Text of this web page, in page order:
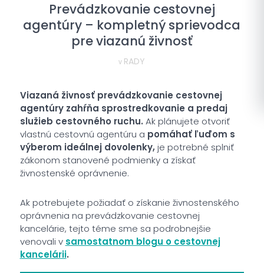
Prevádzkovanie cestovnej
agentúry – kompletný sprievodca
pre viazanú živnosť
v RADY
Viazaná živnosť prevádzkovanie cestovnej
agentúry zahŕňa sprostredkovanie a predaj
služieb cestovného ruchu. Ak plánujete otvoriť
vlastnú cestovnú agentúru a pomáhať ľuďom s
výberom ideálnej dovolenky,je potrebné splniť
zákonom stanovené podmienky a získať
živnostenské oprávnenie.
Ak potrebujete požiadať o získanie živnostenského
oprávnenia na prevádzkovanie cestovnej
kancelárie, tejto téme sme sa podrobnejšie
venovali v samostatnom blogu o cestovnej
kancelárii.